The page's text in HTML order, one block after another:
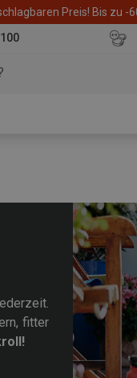
Preis! Bis zu -
fitter